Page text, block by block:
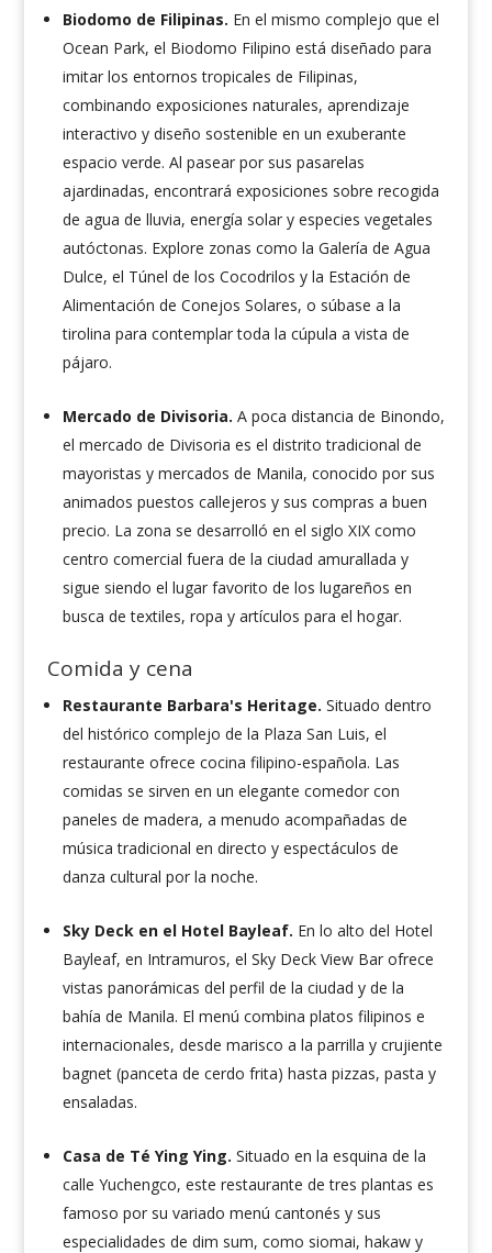
Biodomo de Filipinas. En el mismo complejo que el
Ocean Park, el Biodomo Filipino está diseñado para
imitar los entornos tropicales de Filipinas,
combinando exposiciones naturales, aprendizaje
interactivo y diseño sostenible en un exuberante
espacio verde. Al pasear por sus pasarelas
ajardinadas, encontrará exposiciones sobre recogida
de agua de lluvia, energía solar y especies vegetales
autóctonas. Explore zonas como la Galería de Agua
Dulce, el Túnel de los Cocodrilos y la Estación de
Alimentación de Conejos Solares, o súbase a la
tirolina para contemplar toda la cúpula a vista de
pájaro.
Mercado de Divisoria. A poca distancia de Binondo,
el mercado de Divisoria es el distrito tradicional de
mayoristas y mercados de Manila, conocido por sus
animados puestos callejeros y sus compras a buen
precio. La zona se desarrolló en el siglo XIX como
centro comercial fuera de la ciudad amurallada y
sigue siendo el lugar favorito de los lugareños en
busca de textiles, ropa y artículos para el hogar.
Comida y cena
Restaurante Barbara's Heritage. Situado dentro
del histórico complejo de la Plaza San Luis, el
restaurante ofrece cocina filipino-española. Las
comidas se sirven en un elegante comedor con
paneles de madera, a menudo acompañadas de
música tradicional en directo y espectáculos de
danza cultural por la noche.
Sky Deck en el Hotel Bayleaf. En lo alto del Hotel
Bayleaf, en Intramuros, el Sky Deck View Bar ofrece
vistas panorámicas del perfil de la ciudad y de la
bahía de Manila. El menú combina platos filipinos e
internacionales, desde marisco a la parrilla y crujiente
bagnet (panceta de cerdo frita) hasta pizzas, pasta y
ensaladas.
Casa de Té Ying Ying. Situado en la esquina de la
calle Yuchengco, este restaurante de tres plantas es
famoso por su variado menú cantonés y sus
especialidades de dim sum, como siomai, hakaw y